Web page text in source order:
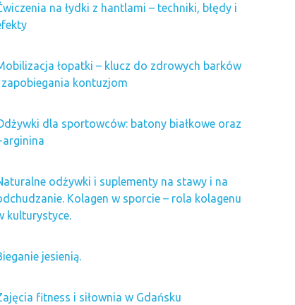
na łydki z hantlami – techniki, błędy i
łopatki – klucz do zdrowych barków
zapobiegania kontuzjom
dla sportowców: batony białkowe oraz
arginina
odżywki i suplementy na stawy i na
Kolagen w sporcie – rola kolagenu
kulturystyce.
jesienią.
fitness i siłownia w Gdańsku